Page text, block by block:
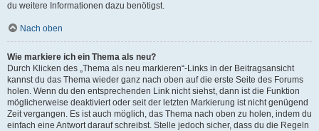
du weitere Informationen dazu benötigst.
Nach oben
Wie markiere ich ein Thema als neu?
Durch Klicken des „Thema als neu markieren“-Links in der Beitragsansicht
kannst du das Thema wieder ganz nach oben auf die erste Seite des Forums
holen. Wenn du den entsprechenden Link nicht siehst, dann ist die Funktion
möglicherweise deaktiviert oder seit der letzten Markierung ist nicht genügend
Zeit vergangen. Es ist auch möglich, das Thema nach oben zu holen, indem du
einfach eine Antwort darauf schreibst. Stelle jedoch sicher, dass du die Regeln